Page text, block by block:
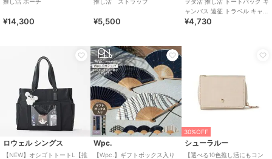
¥14,300 ¥5,500
ャンバス 遠征 トラベル キャリ
ーオン
¥4,730
ロウェル シングス
【NEW】オシゴトトートL【推
Wpc.
【Wpc.】ギフトボックス入り
30%OFF
シューラルー
【選べる10色推し活にもコン